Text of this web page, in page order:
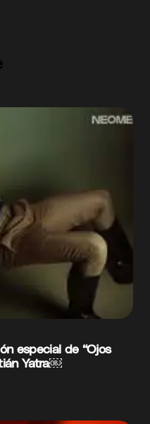
especial de “Ojos
Yatra￼